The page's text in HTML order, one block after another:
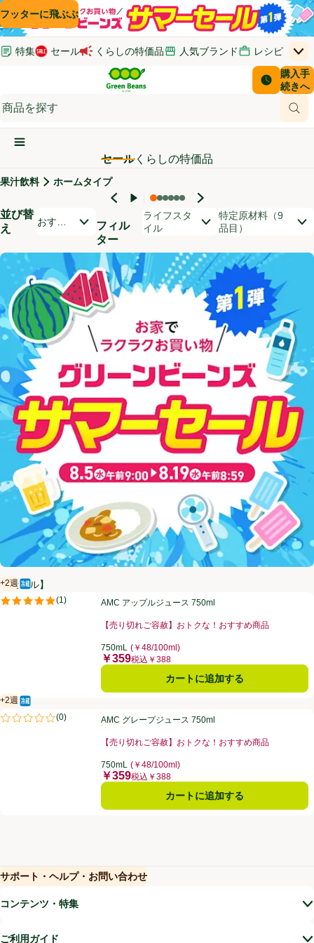
コンテンツに飛ぶ
検索に飛ぶ
フッターに飛ぶ
特集 セール くらしの特価品 人気ブランド レシピ
はじめてのお買い物ガイド
(新しいウィンドウで開く) (新しいウィンドウで開く)
サポート・ヘルプ・お問い合わせ
(新しいウィンドウで開く)
上
Green Beans
商
配送日時
購入手
続きへ
お客さ
￥0
メインメニュ―ボタン
セールくらしの特価品
セール対象商品
果汁飲料 ホームタイプ
並び替
え
開いて並び替えオプションのリストを見る
おすす
フィル
ター
ライフスタ
イル
特定原材料（9
品目）
商品リスト
【セール】
AMC アップルジュース 750ml
+2週
賞味・消費期限保証：2週間
冷蔵食品
(1)
評価は1件のレビューで5点中5.0点。
AMC アップルジュース 750ml
【売り切れご容赦】おトクな！おすすめ商品
750mL (￥48/100ml)
価格
￥359税込￥388
カートに追加する
AMC グレープジュース 750ml
+2週
賞味・消費期限保証：2週間
冷蔵食品
(0)
評価は0件のレビューで5点中0.0点。
AMC グレープジュース 750ml
【売り切れご容赦】おトクな！おすすめ商品
750mL (￥48/100ml)
価格
￥359税込￥388
カートに追加する
サポート・ヘルプ・お問い合わせ
(新しいウィンドウで開く)
コンテンツ・特集
ご利用ガイド